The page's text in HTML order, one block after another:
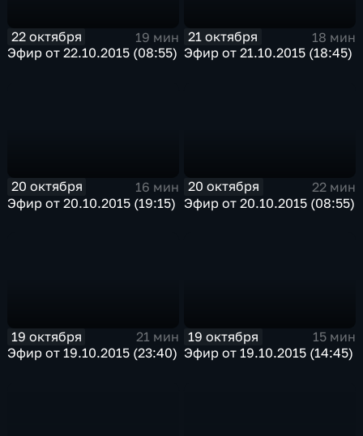
22 октября
19 мин
Эфир от 22.10.2015 (08:55)
21 октября
18 мин
Эфир от 21.10.2015 (18:45)
20 октября
16 мин
Эфир от 20.10.2015 (19:15)
20 октября
22 мин
Эфир от 20.10.2015 (08:55)
19 октября
21 мин
Эфир от 19.10.2015 (23:40)
19 октября
15 мин
Эфир от 19.10.2015 (14:45)